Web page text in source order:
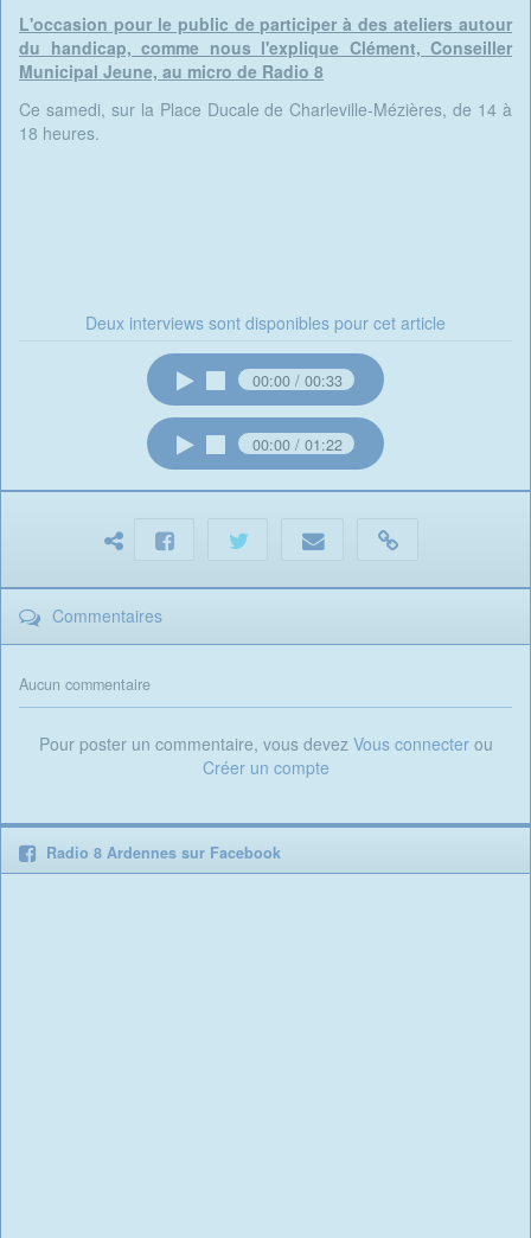
L'occasion pour le public de participer à des ateliers autour
du handicap, comme nous l'explique Clément, Conseiller
Municipal Jeune, au micro de Radio 8
Ce samedi, sur la Place Ducale de Charleville-Mézières, de 14 à
18 heures.
Deux interviews sont disponibles pour cet article
00:00 00:33
00:00 01:22
Commentaires
Aucun commentaire
Pour poster un commentaire, vous devez Vous connecterou
Créer un compte
Radio 8 Ardennes sur Facebook